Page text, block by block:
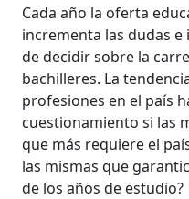
Cada año la oferta
incrementa las dudas
de decidir sobre la
bachilleres. La
profesiones en el país
cuestionamiento si las
que más requiere el
las mismas que
de los años de estudio?